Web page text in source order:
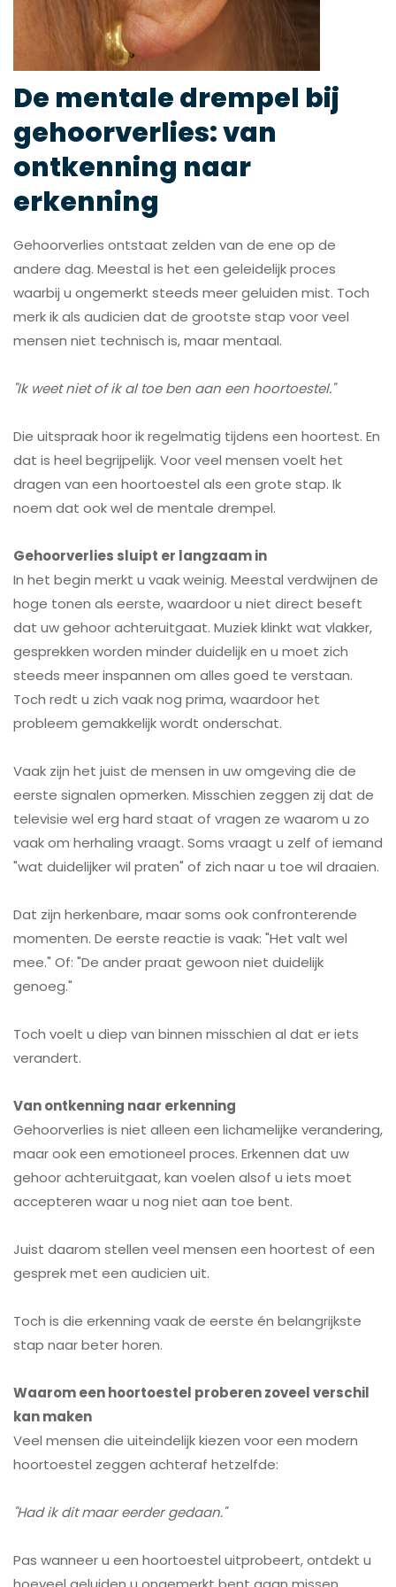
De mentale drempel bij
gehoorverlies: van
ontkenning naar
erkenning
Gehoorverlies ontstaat zelden van de ene op de
andere dag. Meestal is het een geleidelijk proces
waarbij u ongemerkt steeds meer geluiden mist. Toch
merk ik als audicien dat de grootste stap voor veel
mensen niet technisch is, maar mentaal.
"Ik weet niet of ik al toe ben aan een hoortoestel."
Die uitspraak hoor ik regelmatig tijdens een hoortest. En
dat is heel begrijpelijk. Voor veel mensen voelt het
dragen van een hoortoestel als een grote stap. Ik
noem dat ook wel de mentale drempel.
Gehoorverlies sluipt er langzaam in
In het begin merkt u vaak weinig. Meestal verdwijnen de
hoge tonen als eerste, waardoor u niet direct beseft
dat uw gehoor achteruitgaat. Muziek klinkt wat vlakker,
gesprekken worden minder duidelijk en u moet zich
steeds meer inspannen om alles goed te verstaan.
Toch redt u zich vaak nog prima, waardoor het
probleem gemakkelijk wordt onderschat.
Vaak zijn het juist de mensen in uw omgeving die de
eerste signalen opmerken. Misschien zeggen zij dat de
televisie wel erg hard staat of vragen ze waarom u zo
vaak om herhaling vraagt. Soms vraagt u zelf of iemand
"wat duidelijker wil praten" of zich naar u toe wil draaien.
Dat zijn herkenbare, maar soms ook confronterende
momenten. De eerste reactie is vaak: "Het valt wel
mee." Of: "De ander praat gewoon niet duidelijk
genoeg."
Toch voelt u diep van binnen misschien al dat er iets
verandert.
Van ontkenning naar erkenning
Gehoorverlies is niet alleen een lichamelijke verandering,
maar ook een emotioneel proces. Erkennen dat uw
gehoor achteruitgaat, kan voelen alsof u iets moet
accepteren waar u nog niet aan toe bent.
Juist daarom stellen veel mensen een hoortest of een
gesprek met een audicien uit.
Toch is die erkenning vaak de eerste én belangrijkste
stap naar beter horen.
Waarom een hoortoestel proberen zoveel verschil
kan maken
Veel mensen die uiteindelijk kiezen voor een modern
hoortoestel zeggen achteraf hetzelfde:
"Had ik dit maar eerder gedaan."
Pas wanneer u een hoortoestel uitprobeert, ontdekt u